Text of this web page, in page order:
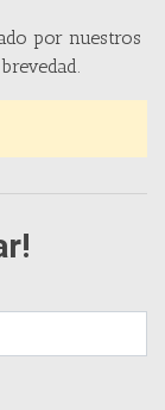
por nuestros